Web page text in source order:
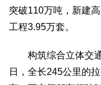
突破110万吨，新建
工程3.95万套。
构筑综合立体交通
日，全长245公里的